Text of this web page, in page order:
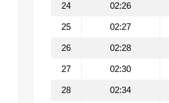
24 02:26
25 02:27
26 02:28
27 02:30
28 02:34